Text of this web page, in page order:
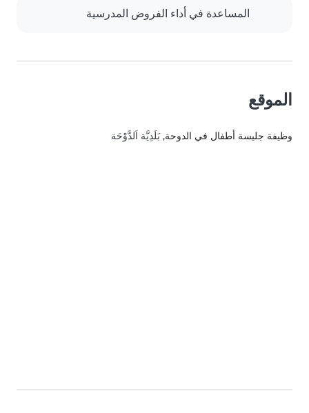
المساعدة في أداء الفروض المدرسية
الموقع
وظيفة جليسة أطفال في الدوحة, بَلَدِيَّة اَلدَّوْحَة